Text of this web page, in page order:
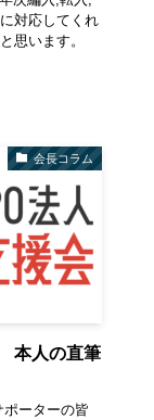
対応してくれ
思います。
会長コラム
本人の直筆
ーターの皆